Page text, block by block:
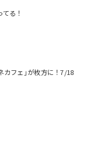
る！
カフェ｣が枚方に！7/18